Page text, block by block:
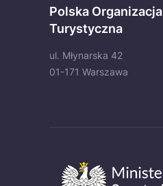
Polska Organizacja
Turystyczna
ul. Młynarska 42
01-171 Warszawa